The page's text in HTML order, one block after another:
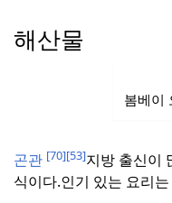
해산물
봄베이
곤관 [70][53]지방 출신이
식이다.인기 있는 요리